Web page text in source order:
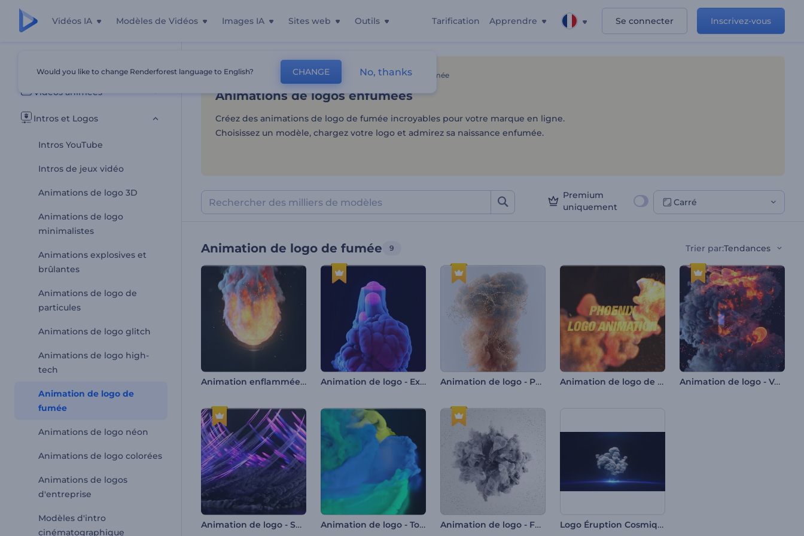
Vidéos IA Modèles de Vidéos Images IA Sites web Outils Tarification Apprendre Se connecter Inscrivez-vous
Tous les modèles
Vidéos animées
Intros et Logos
Intros YouTube
Intros de jeux vidéo
Animations de logo 3D
Animations de logo
minimalistes
Animations explosives et
brûlantes
Animations de logo de
particules
Animations de logo glitch
Animations de logo high-
tech
Animation de logo de
fumée
Animations de logo néon
Animations de logo colorées
Animations de logos
d'entreprise
Modèles d'intro
cinématographique
Animations de logos enfumées
Accueil Modèles Intros Et Logos Animation De Logo De Fumée
Animations de logos enfumées
Créez des animations de logo de fumée incroyables pour votre marque en ligne.
Choisissez un modèle, chargez votre logo et admirez sa naissance enfumée.
Premium
uniquement
Carré
Animation de logo de fumée 9 Trier par:Tendances
Animation enflammée du logo Animation de logo - Explosion de fumée dynamique Animation de logo - Particules scintillantes Animation de logo de Phoenix Animation de logo - Vortex de feu
Animation de logo - Sentiers éruptifs Animation de logo - Tourbillon de fumée Animation de logo - Fumée tournante Logo Éruption Cosmique
Would you like to change Renderforest language to English? CHANGE No, thanks